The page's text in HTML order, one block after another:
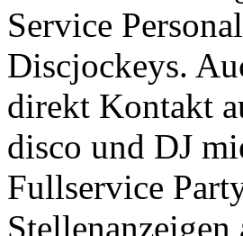
Service
Discjockeys.
direkt Kontakt
disco und DJ
Fullservice